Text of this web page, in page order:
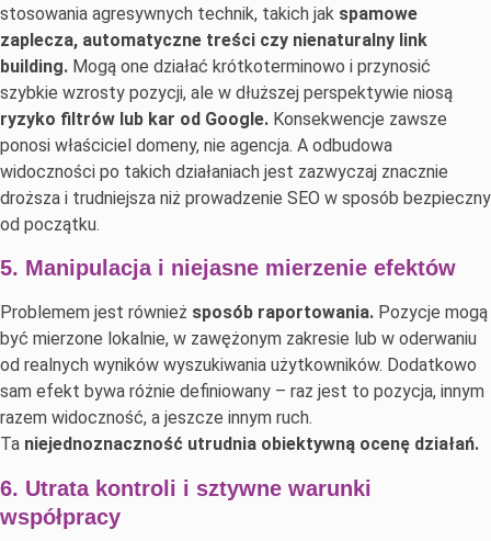
stosowania agresywnych technik, takich jak spamowe
zaplecza, automatyczne treści czy nienaturalny link
building. Mogą one działać krótkoterminowo i przynosić
szybkie wzrosty pozycji, ale w dłuższej perspektywie niosą
ryzyko filtrów lub kar od Google. Konsekwencje zawsze
ponosi właściciel domeny, nie agencja. A odbudowa
widoczności po takich działaniach jest zazwyczaj znacznie
droższa i trudniejsza niż prowadzenie SEO w sposób bezpieczny
od początku.
5. Manipulacja i niejasne mierzenie efektów
Problemem jest również sposób raportowania. Pozycje mogą
być mierzone lokalnie, w zawężonym zakresie lub w oderwaniu
od realnych wyników wyszukiwania użytkowników. Dodatkowo
sam efekt bywa różnie definiowany – raz jest to pozycja, innym
razem widoczność, a jeszcze innym ruch.
Ta niejednoznaczność utrudnia obiektywną ocenę działań.
6. Utrata kontroli i sztywne warunki
współpracy